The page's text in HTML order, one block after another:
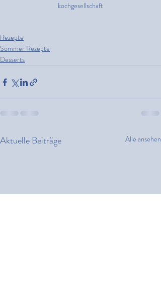
kochgesellschaft
Rezepte
Sommer Rezepte
Desserts
Aktuelle Beiträge Alle ansehen